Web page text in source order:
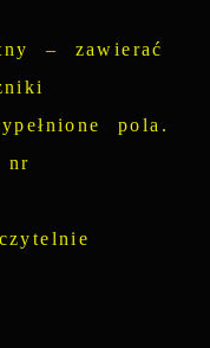
– zawierać
pola.
nr